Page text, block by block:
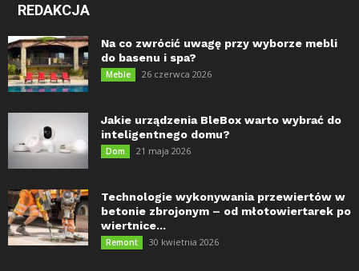
REDAKCJA
Na co zwrócić uwagę przy wyborze mebli
do basenu i spa?
Meble 26 czerwca 2026
Jakie urządzenia BleBox warto wybrać do
inteligentnego domu?
Dom 21 maja 2026
Technologie wykonywania przewiertów w
betonie zbrojonym – od młotowiertarek po
wiertnice...
Remont 30 kwietnia 2026